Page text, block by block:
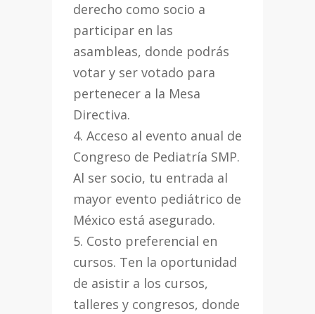
derecho como socio a
participar en las
asambleas, donde podrás
votar y ser votado para
pertenecer a la Mesa
Directiva.
4. Acceso al evento anual de
Congreso de Pediatría SMP.
Al ser socio, tu entrada al
mayor evento pediátrico de
México está asegurado.
5. Costo preferencial en
cursos. Ten la oportunidad
de asistir a los cursos,
talleres y congresos, donde